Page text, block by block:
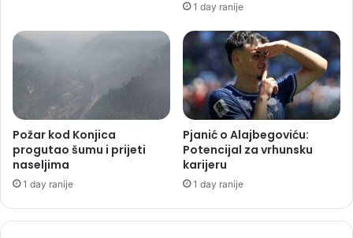
1 day ranije
Požar kod Konjica
progutao šumu i prijeti
naseljima
1 day ranije
Pjanić o Alajbegoviću:
Potencijal za vrhunsku
karijeru
1 day ranije